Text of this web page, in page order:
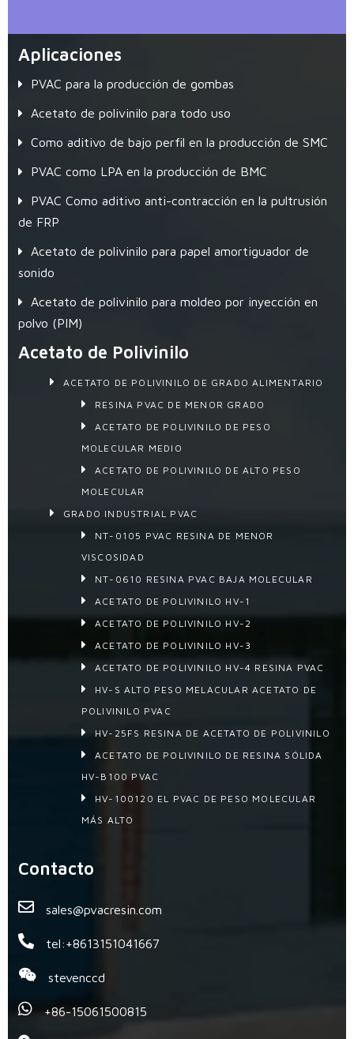
Aplicaciones
PVAC para la producción de gombas
Acetato de polivinilo para todo uso
Como aditivo de bajo perfil en la producción de SMC
PVAC como LPA en la producción de BMC
PVAC Como aditivo anti-contracción en la pultrusión
de FRP
Acetato de polivinilo para papel amortiguador de
sonido
Acetato de polivinilo para moldeo por inyección en
polvo (PIM)
Acetato de Polivinilo
ACETATO DE POLIVINILO DE GRADO ALIMENTARIO
RESINA PVAC DE MENOR GRADO
ACETATO DE POLIVINILO DE PESO
MOLECULAR MEDIO
ACETATO DE POLIVINILO DE ALTO PESO
MOLECULAR
GRADO INDUSTRIAL PVAC
NT-0105 PVAC RESINA DE MENOR
VISCOSIDAD
NT-0610 RESINA PVAC BAJA MOLECULAR
ACETATO DE POLIVINILO HV-1
ACETATO DE POLIVINILO HV-2
ACETATO DE POLIVINILO HV-3
ACETATO DE POLIVINILO HV-4 RESINA PVAC
HV-S ALTO PESO MELACULAR ACETATO DE
POLIVINILO PVAC
HV-25FS RESINA DE ACETATO DE POLIVINILO
ACETATO DE POLIVINILO DE RESINA SÓLIDA
HV-B100 PVAC
HV-100120 EL PVAC DE PESO MOLECULAR
MÁS ALTO
Contacto
sales@pvacresin.com
tel:+8613151041667
stevenccd
+86-15061500815